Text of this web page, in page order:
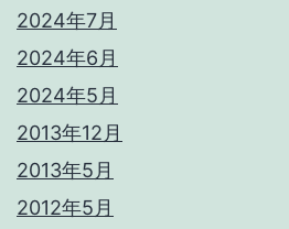
2024年7月
2024年6月
2024年5月
2013年12月
2013年5月
2012年5月